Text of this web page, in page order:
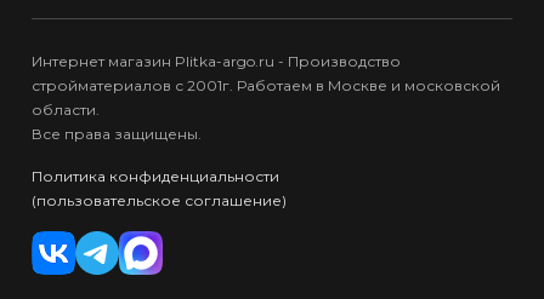
Интернет магазин Plitka-argo.ru - Производство
стройматериалов с 2001г. Работаем в Москве и московской
области.
Все права защищены.
Политика конфиденциальности
(пользовательское соглашение)